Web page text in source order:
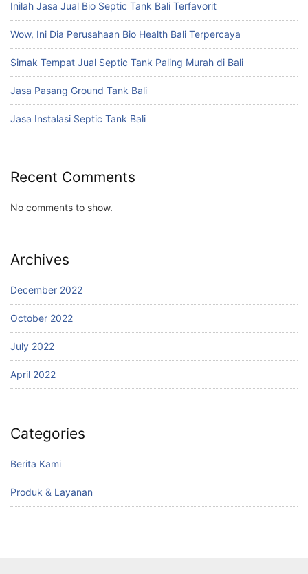
Inilah Jasa Jual Bio Septic Tank Bali Terfavorit
Wow, Ini Dia Perusahaan Bio Health Bali Terpercaya
Simak Tempat Jual Septic Tank Paling Murah di Bali
Jasa Pasang Ground Tank Bali
Jasa Instalasi Septic Tank Bali
Recent Comments
No comments to show.
Archives
December 2022
October 2022
July 2022
April 2022
Categories
Berita Kami
Produk & Layanan